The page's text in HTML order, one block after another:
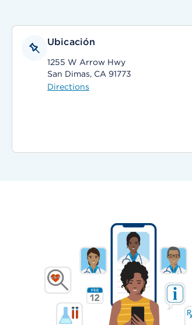
Ubicación
1255 W Arrow Hwy
San Dimas, CA 91773
Directions